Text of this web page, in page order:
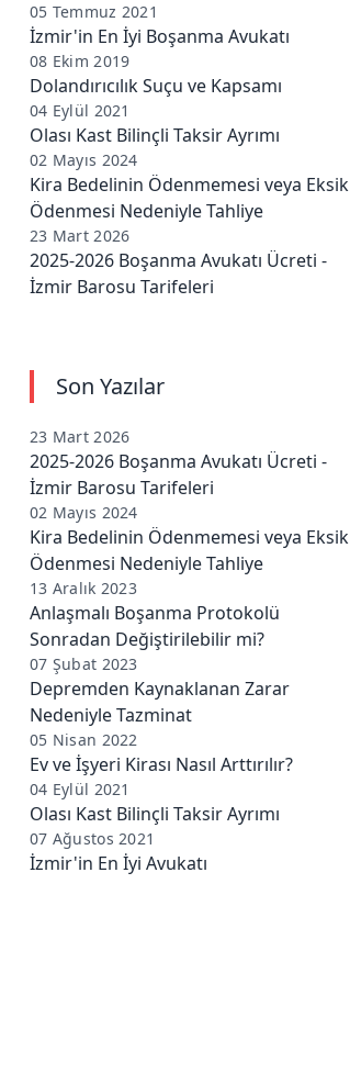
05 Temmuz 2021
İzmir'in En İyi Boşanma Avukatı
08 Ekim 2019
Dolandırıcılık Suçu ve Kapsamı
04 Eylül 2021
Olası Kast Bilinçli Taksir Ayrımı
02 Mayıs 2024
Kira Bedelinin Ödenmemesi veya Eksik
Ödenmesi Nedeniyle Tahliye
23 Mart 2026
2025-2026 Boşanma Avukatı Ücreti -
İzmir Barosu Tarifeleri
Son Yazılar
23 Mart 2026
2025-2026 Boşanma Avukatı Ücreti -
İzmir Barosu Tarifeleri
02 Mayıs 2024
Kira Bedelinin Ödenmemesi veya Eksik
Ödenmesi Nedeniyle Tahliye
13 Aralık 2023
Anlaşmalı Boşanma Protokolü
Sonradan Değiştirilebilir mi?
07 Şubat 2023
Depremden Kaynaklanan Zarar
Nedeniyle Tazminat
05 Nisan 2022
Ev ve İşyeri Kirası Nasıl Arttırılır?
04 Eylül 2021
Olası Kast Bilinçli Taksir Ayrımı
07 Ağustos 2021
İzmir'in En İyi Avukatı